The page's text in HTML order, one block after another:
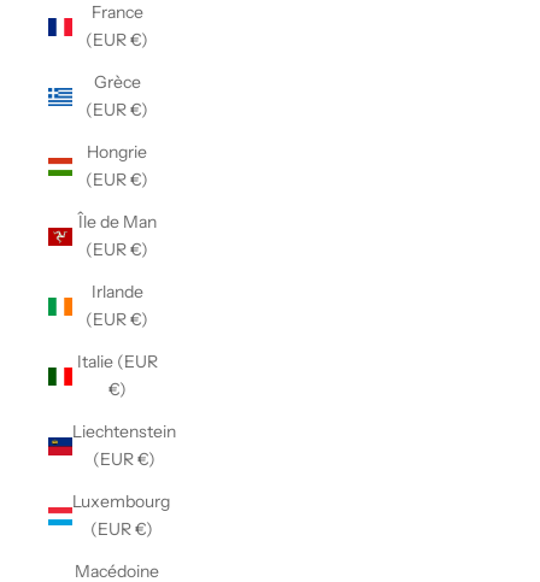
France
(EUR €)
Grèce
(EUR €)
Hongrie
(EUR €)
Île de Man
(EUR €)
Irlande
(EUR €)
Italie (EUR
€)
Liechtenstein
(EUR €)
Luxembourg
(EUR €)
Macédoine